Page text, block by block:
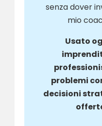
senza dover
mio
Usato
problemi
decisioni